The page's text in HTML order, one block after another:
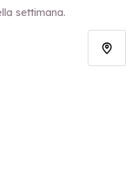
settimana.